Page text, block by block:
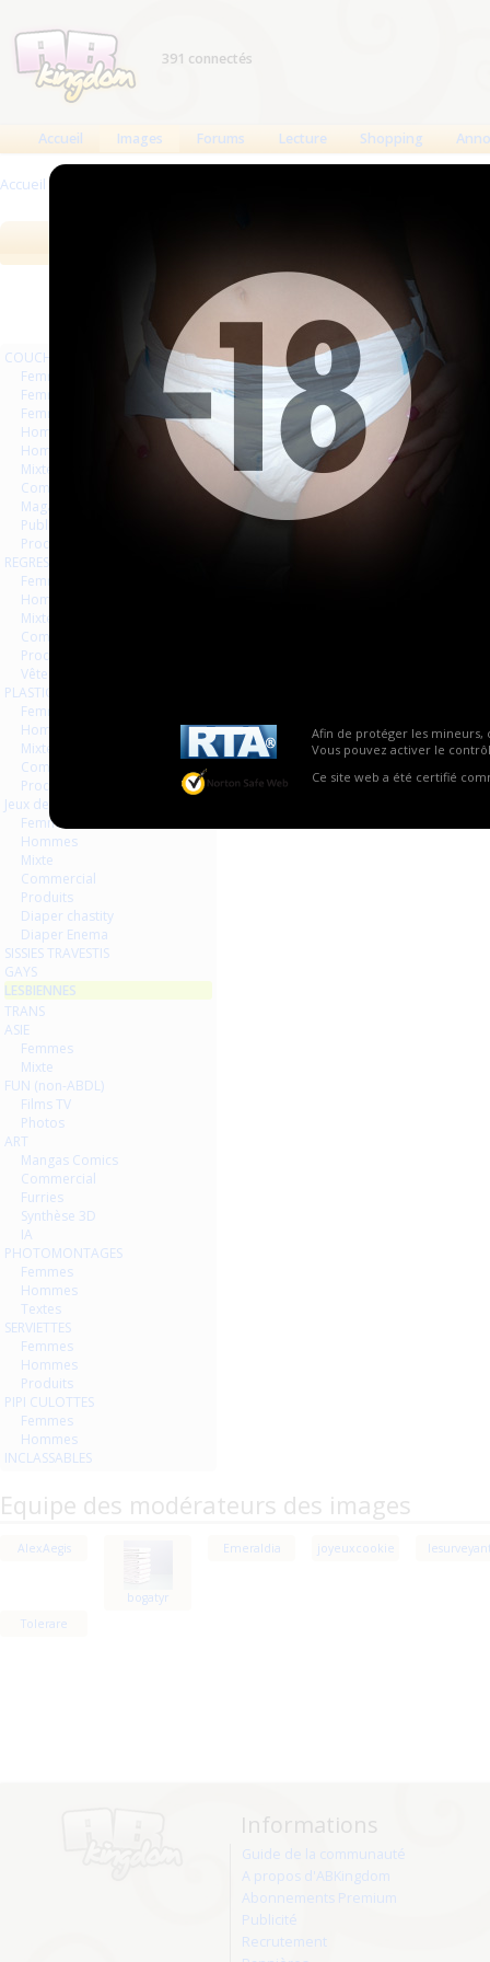
Afin de protéger les mineurs,
Vous pouvez activer le
Ce site web a été certifié
391 connectés
Accueil Images Forums Lecture Shopping
Accueil >
COUCHES
Femmes
Femmes séries et rafales
Femmes vintage
Hommes séries et rafales
Hommes
Mixte
Commercial
Magazines Livres
Publicités
Produits
REGRESSION AGEPLAYER
Femmes
Hommes
Mixte
Commercial
Produits
Vêtements
PLASTIQUE LATEX
Femmes
Hommes
Mixte
Commercial
Produits
Jeux de contraintes
Femmes
Hommes
Mixte
Commercial
Produits
Diaper chastity
Diaper Enema
SISSIES TRAVESTIS
GAYS
LESBIENNES
TRANS
ASIE
Femmes
Mixte
FUN (non-ABDL)
Films TV
Photos
ART
Mangas Comics
Commercial
Furries
Synthèse 3D
IA
PHOTOMONTAGES
Femmes
Hommes
Textes
SERVIETTES
Femmes
Hommes
Produits
PIPI CULOTTES
Femmes
Hommes
INCLASSABLES
Equipe des modérateurs des images
AlexAegis
bogatyr
Emeraldia joyeuxcookie
Tolerare
Informations
Guide de la communauté
A propos d'ABKingdom
Abonnements Premium
Publicité
Recrutement